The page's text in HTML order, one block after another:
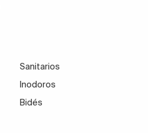
Sanitarios
Inodoros
Bidés